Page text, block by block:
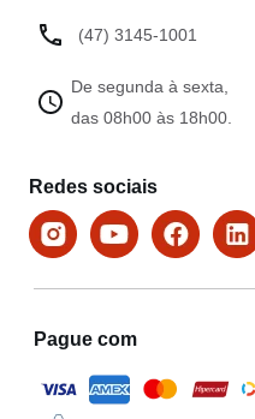
(47) 3145-1001
De segunda à sexta,
das 08h00 às 18h00.
Redes sociais
Pague com